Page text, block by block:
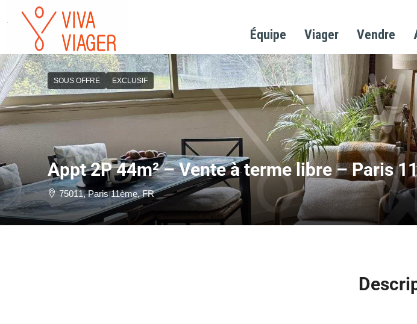
Équipe Viager Vendre
SOUS OFFRE EXCLUSIF
Appt 2P 44m² – Vente à terme libre – Paris
75011, Paris 11ème, FR